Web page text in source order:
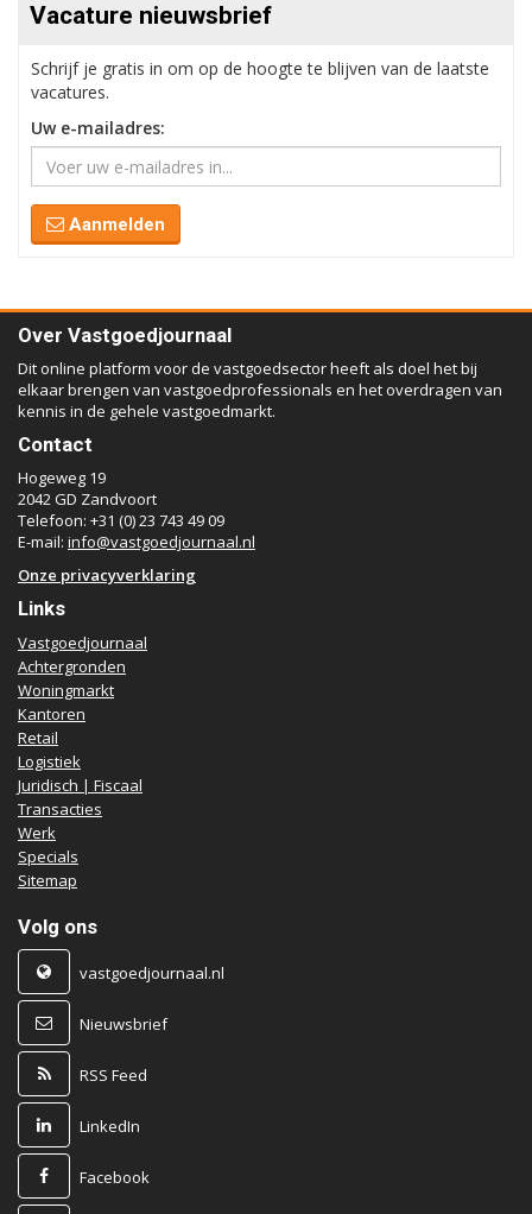
Vacature nieuwsbrief
Schrijf je gratis in om op de hoogte te blijven van de laatste
vacatures.
Uw e-mailadres:
Aanmelden
Over Vastgoedjournaal
Dit online platform voor de vastgoedsector heeft als doel het bij
elkaar brengen van vastgoedprofessionals en het overdragen van
kennis in de gehele vastgoedmarkt.
Contact
Hogeweg 19
2042 GD Zandvoort
Telefoon: +31 (0) 23 743 49 09
E-mail: info@vastgoedjournaal.nl
Onze privacyverklaring
Links
Vastgoedjournaal
Achtergronden
Woningmarkt
Kantoren
Retail
Logistiek
Juridisch | Fiscaal
Transacties
Werk
Specials
Sitemap
Volg ons
vastgoedjournaal.nl
Nieuwsbrief
RSS Feed
LinkedIn
Facebook